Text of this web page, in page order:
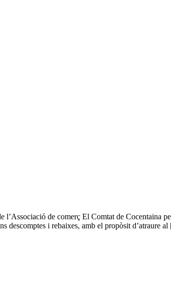
de comerç El Comtat de Cocentaina
descomptes i rebaixes, amb el propòsit d’atraure